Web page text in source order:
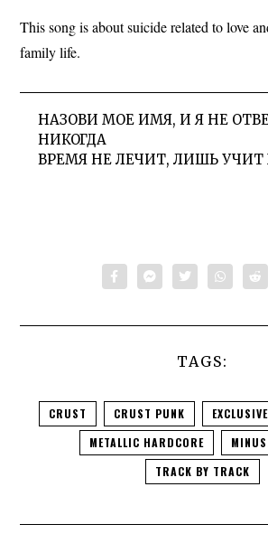
This song is about suicide related to love
family life.
НАЗОВИ МОЕ ИМЯ, И Я НЕ
НИКОГДА
ВРЕМЯ НЕ ЛЕЧИТ, ЛИШЬ
TAGS:
CRUST CRUST PUNK EXCLUSIVE
METALLIC HARDCORE
TRACK BY TRACK